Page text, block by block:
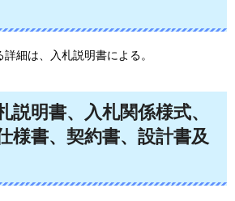
細は、入札説明書による。
説明書、入札関係様式、
様書、契約書、設計書及